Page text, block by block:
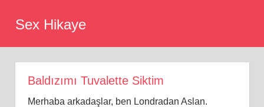
Sex Hikaye
Baldızımı Tuvalette Siktim
Merhaba arkadaşlar, ben Londradan Aslan.